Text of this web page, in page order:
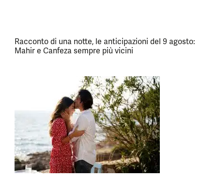
Racconto di una notte, le anticipazioni del 9 agosto:
Mahir e Canfeza sempre più vicini